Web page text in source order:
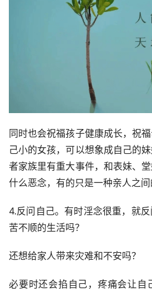
同时也会祝福孩子健康成长，祝
己小的女孩，可以想象成自己的
者家族里有重大事件，和表妹、
什么恶念，有的只是一种亲人之间
4.反问自己。有时淫念很重，就
苦不顺的生活吗？
还想给家人带来灾难和不安吗？
必要时还会掐自己，疼痛会让自